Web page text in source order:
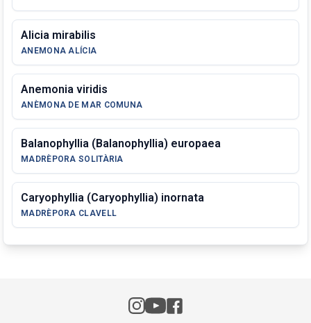
Alicia mirabilis
ANEMONA ALÍCIA
Anemonia viridis
ANÈMONA DE MAR COMUNA
Balanophyllia (Balanophyllia) europaea
MADRÈPORA SOLITÀRIA
Caryophyllia (Caryophyllia) inornata
MADRÈPORA CLAVELL